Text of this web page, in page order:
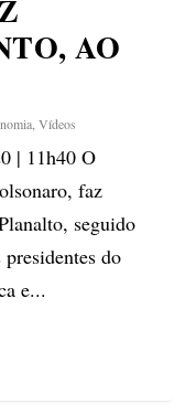
AO
,Vídeos
| 11h40 O
faz
seguido
do
e...